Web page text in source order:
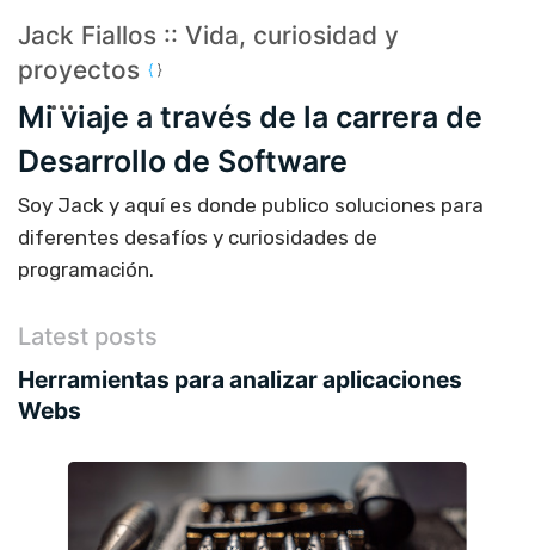
Jack Fiallos :: Vida, curiosidad y
proyectos
Mi viaje a través de la carrera de
Desarrollo de Software
Soy Jack y aquí es donde publico soluciones para
diferentes desafíos y curiosidades de
programación.
Latest posts
Herramientas para analizar aplicaciones
Webs